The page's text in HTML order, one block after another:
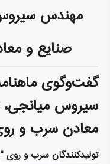
مهندس
صنایع و
گفت‌وگوی
سیروس ‌میانجی،
معادن سرب و
تولیدکنندگان سرب و روی